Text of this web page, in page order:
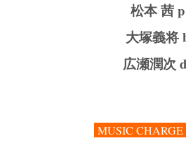
松本 茜 p
大塚義将
広瀬潤次
MUSIC CHARGE